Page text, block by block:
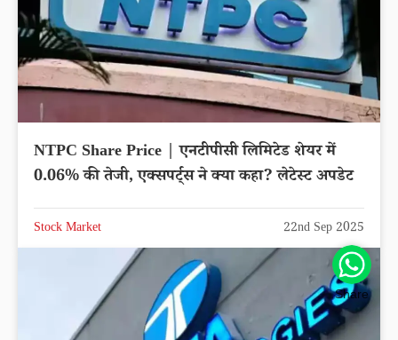
NTPC Share Price | एनटीपीसी लिमिटेड शेयर में
0.06% की तेजी, एक्सपर्ट्स ने क्या कहा? लेटेस्ट अपडेट
Stock Market 22nd Sep 2025
Share